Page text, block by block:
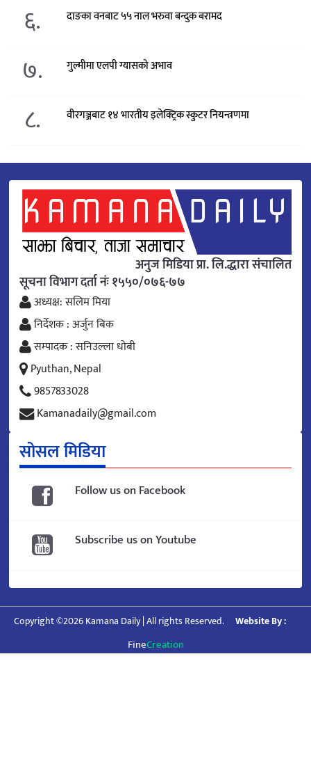
६. दाङका वनबाट ५५ नाल भरुवा बन्दुक बरामद
७. गुल्मीमा एलपी ग्यासको अभाव
८. वीरगञ्जबाट १४ भारतीय इलेक्ट्रिक स्कुटर नियन्त्रणमा
अनुज मिडिया प्रा. लि.द्धारा संचालित
सूचना विभाग दर्ता नंः १५५०/०७६-७७
अध्यक्ष: सलिम मिया
निर्देशक : अर्जुन बिक
सम्पादक : सनिउल्ला धोबी
Pyuthan, Nepal
9857833028
Kamanadaily@gmail.com
सोसल मिडिया
Follow us on Facebook
Subscribe us on Youtube
Copyright ©2026 Kamana Daily | All rights Reserved. Website By :
FineCreation